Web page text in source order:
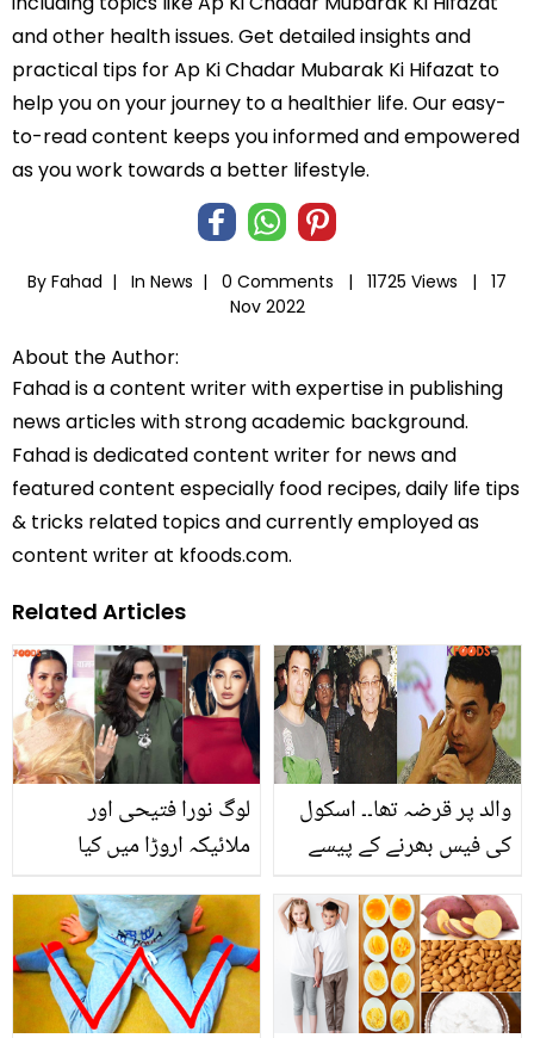
and other health issues. Get detailed insights and
practical tips for Ap Ki Chadar Mubarak Ki Hifazat to
help you on your journey to a healthier life. Our easy-
to-read content keeps you informed and empowered
as you work towards a better lifestyle.
By Fahad | In News | 0 Comments | 11725 Views |
17
Nov 2022
About the Author:
Fahad is a content writer with expertise in publishing
news articles with strong academic background.
Fahad is dedicated content writer for news and
featured content especially food recipes, daily life tips
& tricks related topics and currently employed as
content writer at kfoods.com.
Related Articles
لوگ نورا فتیحی اور
ملائیکہ اروڑا میں کیا
بات سن کر مہمان ڈاکٹر
بھی منہ دیکھتا رہ گیا
والد پر قرضہ تھا۔۔ اسکول
کی فیس بھرنے کے پیسے
اپنے غربت بھرے بچپن کے
بارے میں بتاتے ہوئے روپڑے